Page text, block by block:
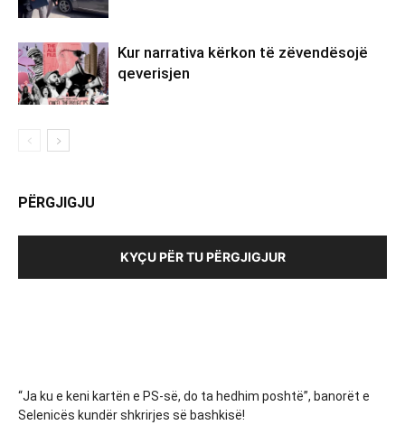
Kur narrativa kërkon të zëvendësojë
qeverisjen
PËRGJIGJU
KYÇU PËR TU PËRGJIGJUR
“Ja ku e keni kartën e PS-së, do ta hedhim poshtë”, banorët e
Selenicës kundër shkrirjes së bashkisë!